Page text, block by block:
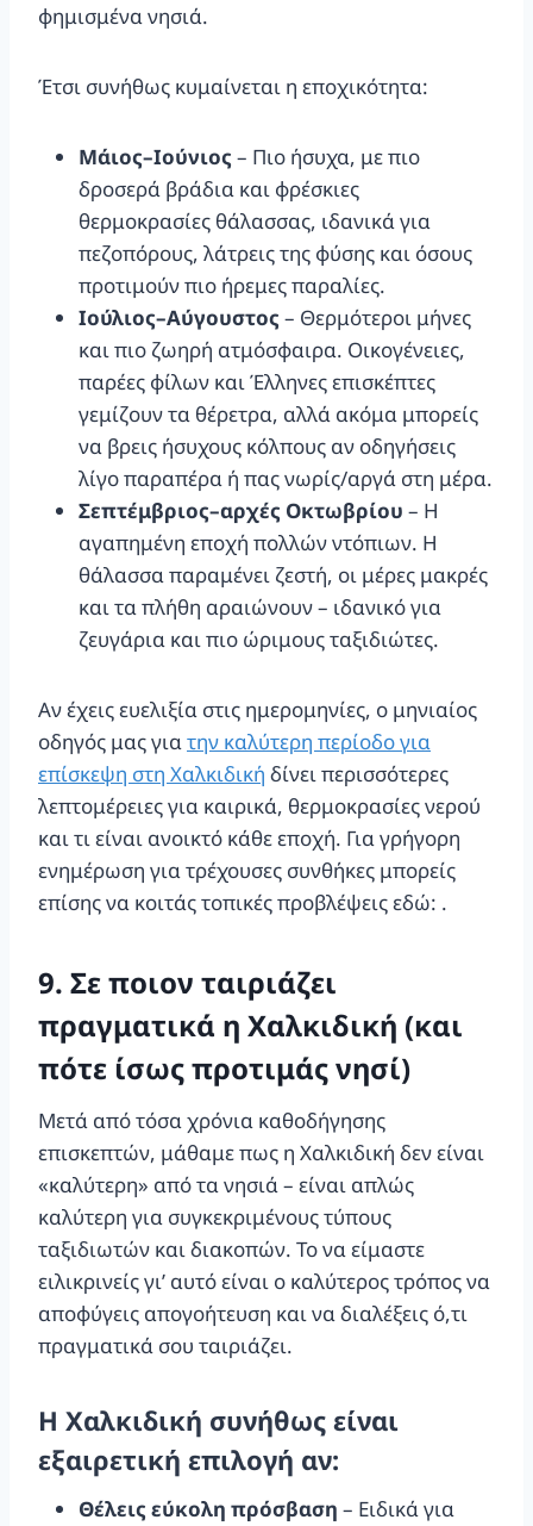
φημισμένα νησιά.
Έτσι συνήθως κυμαίνεται η εποχικότητα:
Μάιος–Ιούνιος – Πιο ήσυχα, με πιο
δροσερά βράδια και φρέσκιες
θερμοκρασίες θάλασσας, ιδανικά για
πεζοπόρους, λάτρεις της φύσης και όσους
προτιμούν πιο ήρεμες παραλίες.
Ιούλιος–Αύγουστος – Θερμότεροι μήνες
και πιο ζωηρή ατμόσφαιρα. Οικογένειες,
παρέες φίλων και Έλληνες επισκέπτες
γεμίζουν τα θέρετρα, αλλά ακόμα μπορείς
να βρεις ήσυχους κόλπους αν οδηγήσεις
λίγο παραπέρα ή πας νωρίς/αργά στη μέρα.
Σεπτέμβριος–αρχές Οκτωβρίου – Η
αγαπημένη εποχή πολλών ντόπιων. Η
θάλασσα παραμένει ζεστή, οι μέρες μακρές
και τα πλήθη αραιώνουν – ιδανικό για
ζευγάρια και πιο ώριμους ταξιδιώτες.
Αν έχεις ευελιξία στις ημερομηνίες, ο μηνιαίος
οδηγός μας γιατην καλύτερη περίοδο για
επίσκεψη στη Χαλκιδική δίνει περισσότερες
λεπτομέρειες για καιρικά, θερμοκρασίες νερού
και τι είναι ανοικτό κάθε εποχή. Για γρήγορη
ενημέρωση για τρέχουσες συνθήκες μπορείς
επίσης να κοιτάς τοπικές προβλέψεις εδώ: .
9. Σε ποιον ταιριάζει
πραγματικά η Χαλκιδική (και
πότε ίσως προτιμάς νησί)
Μετά από τόσα χρόνια καθοδήγησης
επισκεπτών, μάθαμε πως η Χαλκιδική δεν είναι
«καλύτερη» από τα νησιά – είναι απλώς
καλύτερη για συγκεκριμένους τύπους
ταξιδιωτών και διακοπών. Το να είμαστε
ειλικρινείς γι’ αυτό είναι ο καλύτερος τρόπος να
αποφύγεις απογοήτευση και να διαλέξεις ό,τι
πραγματικά σου ταιριάζει.
Η Χαλκιδική συνήθως είναι
εξαιρετική επιλογή αν:
Θέλεις εύκολη πρόσβαση – Ειδικά για